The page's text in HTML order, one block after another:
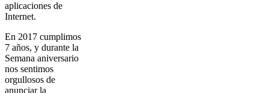
aplicaciones de
Internet.
En 2017 cumplimos
7 años, y durante la
Semana aniversario
nos sentimos
orgullosos de
anunciar la